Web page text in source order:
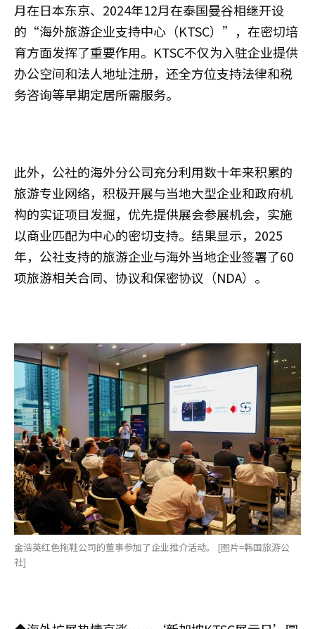
月在日本东京、2024年12月在泰国曼谷相继开设
的“海外旅游企业支持中心（KTSC）”，在密切培
育方面发挥了重要作用。KTSC不仅为入驻企业提供
办公空间和法人地址注册，还全方位支持法律和税
务咨询等早期定居所需服务。
此外，公社的海外分公司充分利用数十年来积累的
旅游专业网络，积极开展与当地大型企业和政府机
构的实证项目发掘，优先提供展会参展机会，实施
以商业匹配为中心的密切支持。结果显示，2025
年，公社支持的旅游企业与海外当地企业签署了60
项旅游相关合同、协议和保密协议（NDA）。
金浩英红色拖鞋公司的董事参加了企业推介活动。 [图片=韩国旅游公
社]